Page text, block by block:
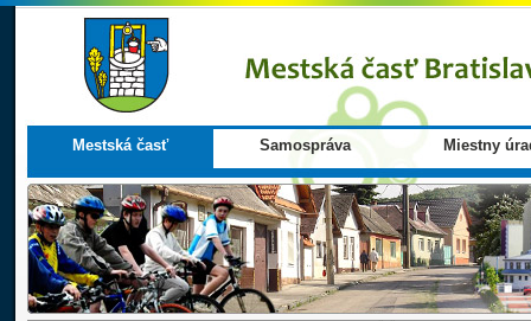
Mestská časť Samospráva Miestny